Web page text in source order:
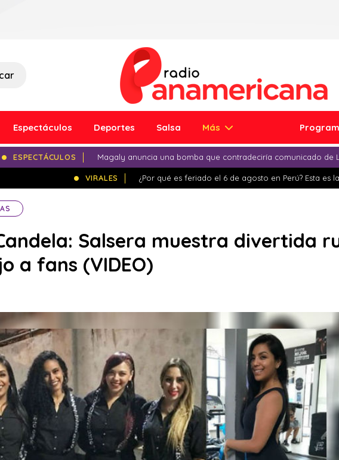
Espectáculos Deportes Salsa Más
ESPECTÁCULOS Magaly anuncia una bomba que contradeciría comunicado de
VIRALES ¿Por qué es feriado el 6 de agosto en Perú? Esta es
Salsera muestra divertida
a fans (VIDEO)